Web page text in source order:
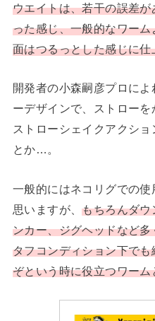
ウエイトは、若干の誤差
った感じ、一般的なワー
面はつるっとした感じに
開発者の小森嗣彦プロに
ーデザインで、ストローを
ストローシェイクアクシ
とか…。
一般的にはネコリグでの
思いますが、もちろんダウ
ンカー、ジグヘッドなど
タフコンディション下で
ぞという時に役立つワー